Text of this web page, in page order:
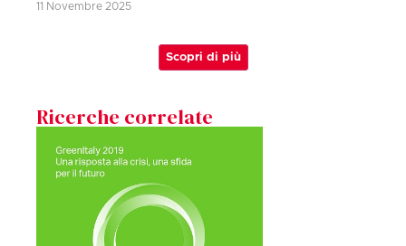
11 Novembre 2025
Scopri di più
Ricerche correlate